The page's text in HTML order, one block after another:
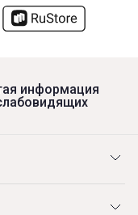
информация